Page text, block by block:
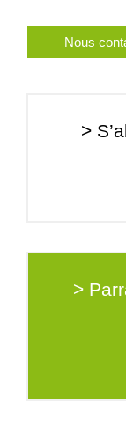
Nous
>
>